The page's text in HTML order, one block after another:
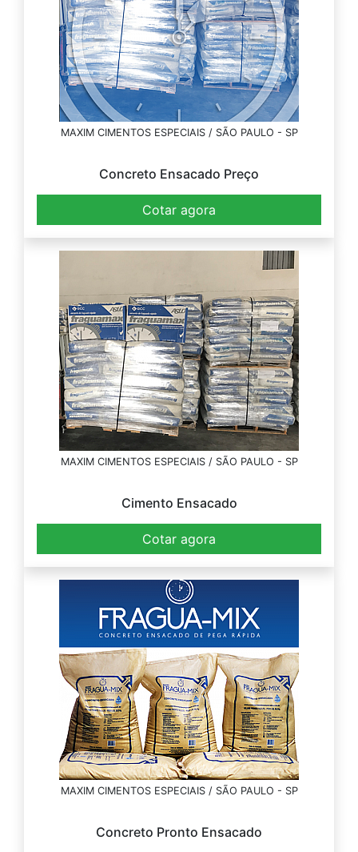
MAXIM CIMENTOS ESPECIAIS / SÃO PAULO - SP
Concreto Ensacado Preço
Cotar agora
MAXIM CIMENTOS ESPECIAIS / SÃO PAULO - SP
Cimento Ensacado
Cotar agora
MAXIM CIMENTOS ESPECIAIS / SÃO PAULO - SP
Concreto Pronto Ensacado